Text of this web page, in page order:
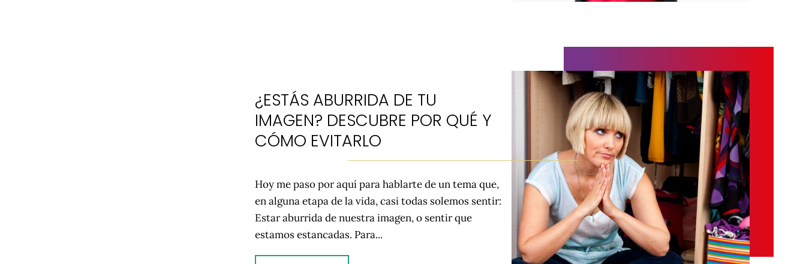
¿ESTÁS ABURRIDA DE TU
IMAGEN? DESCUBRE POR QUÉ Y
CÓMO EVITARLO
Hoy me paso por aquí para hablarte de un tema que,
en alguna etapa de la vida, casi todas solemos sentir:
Estar aburrida de nuestra imagen, o sentir que
estamos estancadas. Para...